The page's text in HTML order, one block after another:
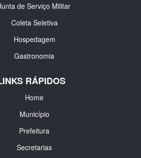
de Serviço Militar
Coleta Seletiva
Hospedagem
Gastronomia
RÁPIDOS
Home
Município
Prefeitura
Secretarias